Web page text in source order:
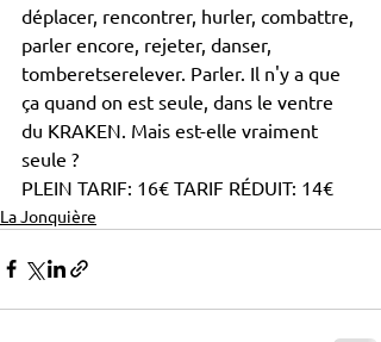
déplacer, rencontrer, hurler, combattre,
parler encore, rejeter, danser,
tomberetserelever. Parler. Il n'y a que
ça quand on est seule, dans le ventre
du KRAKEN. Mais est-elle vraiment
seule ?
PLEIN TARIF: 16€ TARIF RÉDUIT: 14€
La Jonquière